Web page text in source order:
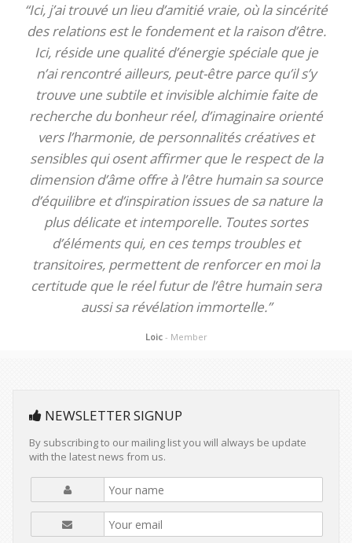
“Ici, j’ai trouvé un lieu d’amitié vraie, où la sincérité
des relations est le fondement et la raison d’être.
Ici, réside une qualité d’énergie spéciale que je
n’ai rencontré ailleurs, peut-être parce qu’il s’y
trouve une subtile et invisible alchimie faite de
recherche du bonheur réel, d’imaginaire orienté
vers l’harmonie, de personnalités créatives et
sensibles qui osent affirmer que le respect de la
dimension d’âme offre à l’être humain sa source
d’équilibre et d’inspiration issues de sa nature la
plus délicate et intemporelle. Toutes sortes
d’éléments qui, en ces temps troubles et
transitoires, permettent de renforcer en moi la
certitude que le réel futur de l’être humain sera
aussi sa révélation immortelle.”
Loic - Member
NEWSLETTER SIGNUP
By subscribing to our mailing list you will always be update
with the latest news from us.